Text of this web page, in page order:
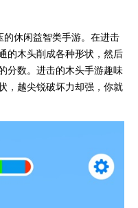
休闲益智类手游。在进击
的木头削成各种形状，然后
分数。进击的木头手游趣味
，越尖锐破坏力却强，你就